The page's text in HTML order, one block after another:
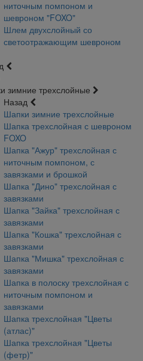
ниточным помпоном и
шевроном "FOXO"
Шлем двухслойный со
светоотражающим шевроном
зимние трехслойные
Назад
Шапки зимние трехслойные
Шапка трехслойная с шевроном
FOXO
Шапка "Ажур" трехслойная с
ниточным помпоном, с
завязками и брошкой
Шапка "Дино" трехслойная с
завязками
Шапка "Зайка" трехслойная с
завязками
Шапка "Кошка" трехслойная с
завязками
Шапка "Мишка" трехслойная с
завязками
Шапка в полоску трехслойная с
ниточным помпоном и
завязками
Шапка трехслойная "Цветы
(атлас)"
Шапка трехслойная "Цветы
(фетр)"